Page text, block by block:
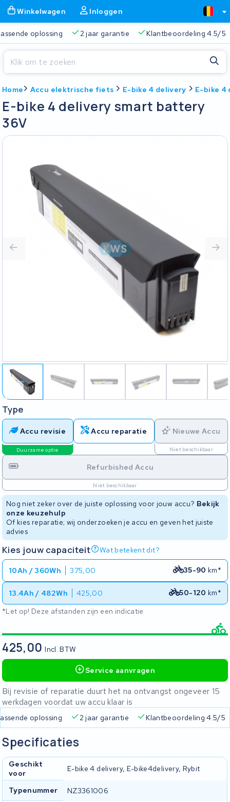
Winkelwagen Inloggen
oplossing 2 jaar garantie Klantbeoordeling 4.5/5
Home Accu elektrische fiets E-bike 4 delivery E-bike 4
E-bike 4 delivery smart battery
36V
Type
Accu revisie
Duurzame optie
Accu reparatie Nieuwe Accu
Niet beschikbaar
Refurbished Accu
Niet beschikbaar
Nog niet zeker over de juiste oplossing voor jouw accu? Bekijk
onze keuzehulp
Of kies reparatie; wij onderzoeken je accu en geven het juiste
advies
Kies jouw capaciteit Wat betekent dit?
10Ah / 360Wh 375,00 35-90 km*
13.4Ah / 482Wh 425,00 50-120 km*
*Let op! Deze afstanden zijn een indicatie
425,00Incl. BTW
Service aanvragen
Bij revisie of reparatie duurt het na ontvangst ongeveer 15
werkdagen voordat uw accu klaar is
oplossing 2 jaar garantie Klantbeoordeling 4.5/5
Specificaties
Geschikt
voor
E-bike 4 delivery, E-bike4delivery, Rybit
Typenummer
NZ3361006
Sluiten
Begin te typen in de zoekbalk om te zoeken